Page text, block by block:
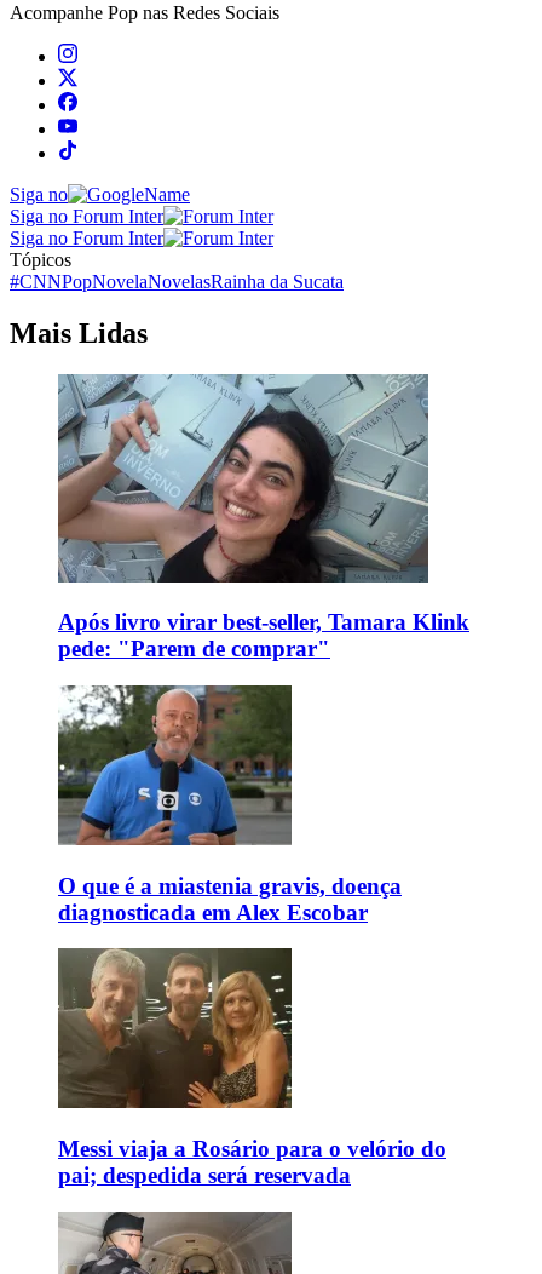
Acompanhe Pop nas Redes Sociais
Siga no
Siga no Forum Inter
Siga no Forum Inter
Tópicos
#CNNPopNovelaNovelasRainha da Sucata
Mais Lidas
Após livro virar best-seller, Tamara Klink
pede: "Parem de comprar"
O que é a miastenia gravis, doença
diagnosticada em Alex Escobar
Messi viaja a Rosário para o velório do
pai; despedida será reservada